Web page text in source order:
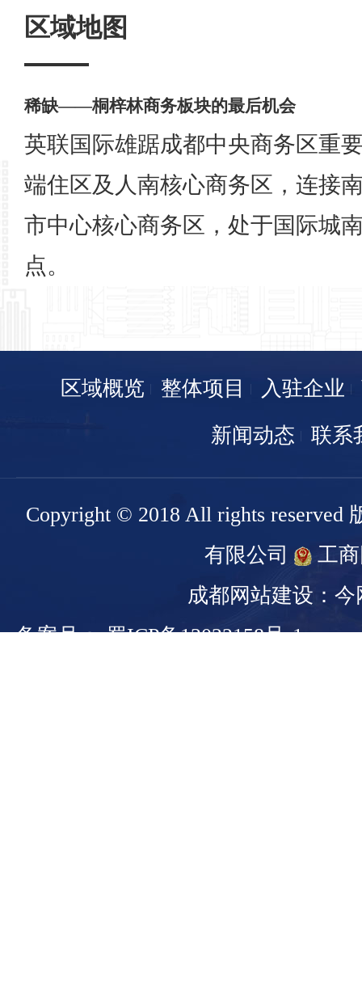
区域地图
稀缺——桐梓林商务板块的最后机会
英联国际雄踞成都中央商务区重
端住区及人南核心商务区，连接
市中心核心商务区，处于国际城
点。
区域概览 整体项目 入驻企业
新闻动态
联系
Copyright © 2018 All rights reserved
有限公司
工
成都网站建设：今
备案号： 蜀ICP备13022158号-1